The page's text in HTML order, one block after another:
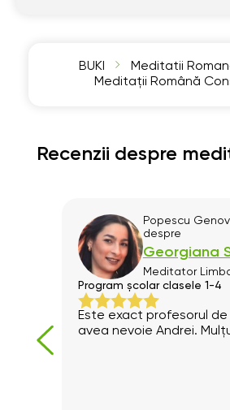
BUKI
Meditatii
Meditații Română
Recenzii despre
Popescu
despre
Georgiana
Meditator
Program școlar clasele 1-4
Este exact profesorul de
avea nevoie Andrei.